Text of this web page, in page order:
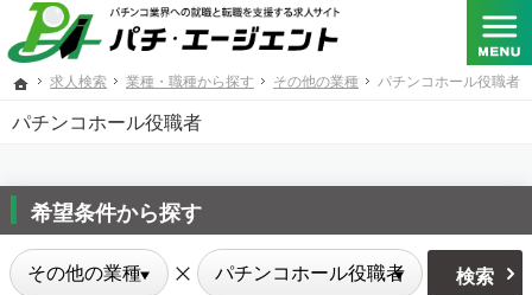
ホーム
求人検索 業種・職種から探す その他の業種 パチンコホール役職者
パチンコホール役職者
SANKYO･フィールズ･京楽産業.･大一商会･ニューギン･藤商事が共同出資する総合人材サービス
パチンコメーカー、パチスロメーカーをはじめとするパチンコ業界への転職と就職を支援する求人
希望条件から探す